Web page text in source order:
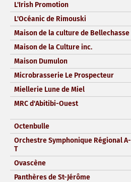
L'Irish Promotion
L'Océanic de Rimouski
Maison de la culture de Bellechasse
Maison de la Culture inc.
Maison Dumulon
Microbrasserie Le Prospecteur
Miellerie Lune de Miel
MRC d'Abitibi-Ouest
Octenbulle
Orchestre Symphonique Régional A-
T
Ovascène
Panthères de St-Jérôme